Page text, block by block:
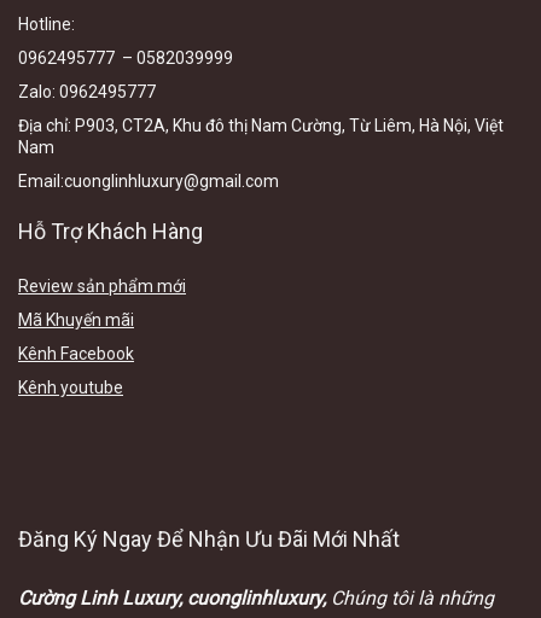
Hotline:
0962495777 – 0582039999
Zalo: 0962495777
Địa chỉ: P903, CT2A, Khu đô thị Nam Cường, Từ Liêm, Hà Nội, Việt
Nam
Email:cuonglinhluxury@gmail.com
Hỗ Trợ Khách Hàng
Review sản phẩm mới
Mã Khuyến mãi
Kênh Facebook
Kênh youtube
Đăng Ký Ngay Để Nhận Ưu Đãi Mới Nhất
Cường Linh Luxury, cuonglinhluxury, Chúng tôi là những